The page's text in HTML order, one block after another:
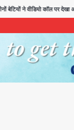
ने वीडियो कॉल पर देखा अंतिम